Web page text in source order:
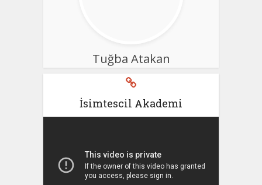
Tuğba Atakan
İsimtescil Akademi